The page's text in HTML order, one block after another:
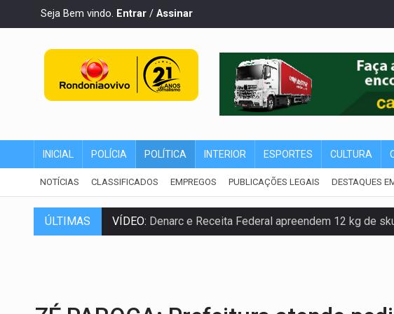
Seja Bem vindo. Entrar / Assinar
INICIAL POLÍCIA POLÍTICA INTERIOR ESPORTES CULTURA
NOTÍCIAS CLASSIFICADOS EMPREGOS PUBLICAÇÕES LEGAIS DESTAQUES
ÚLTIMAS
VÍDEO: